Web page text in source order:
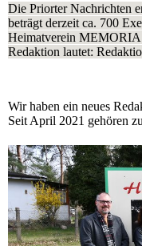
Die Priorter Nachrichten
beträgt derzeit ca. 700
Heimatverein MEMORIA
Redaktion lautet:
Wir haben ein neues
Seit April 2021 gehören